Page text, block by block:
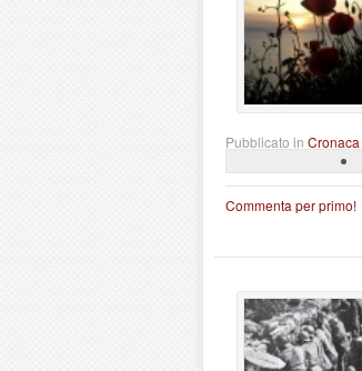
Pubblicato in Cronaca
Commenta per primo!